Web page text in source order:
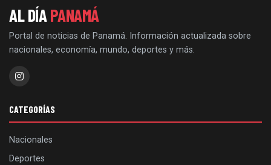
AL DÍAPANAMÁ
Portal de noticias de Panamá. Información actualizada sobre
nacionales, economía, mundo, deportes y más.
CATEGORÍAS
Nacionales
Deportes